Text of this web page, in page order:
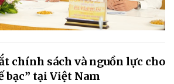
chính sách và nguồn lực cho
tại Việt Nam